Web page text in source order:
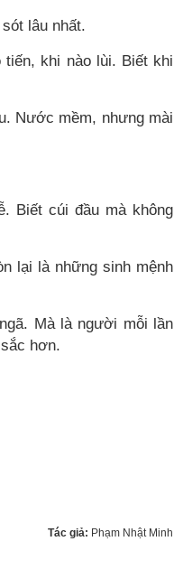
lâu nhất.
tiến, khi nào lùi. Biết khi
Nước mềm, nhưng mài
Biết cúi đầu mà không
lại là những sinh mệnh
Mà là người mỗi lần
hơn.
Tác giả: Phạm Nhật Minh